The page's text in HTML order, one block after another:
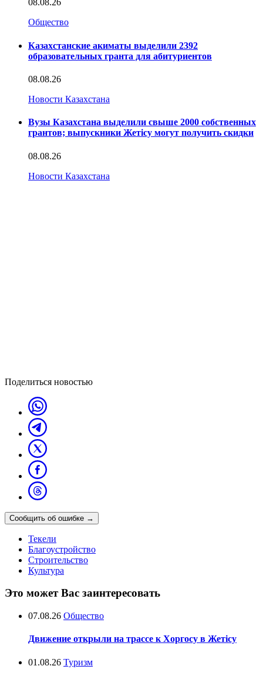
08.08.26
Общество
Казахстанские акиматы выделили 2392
образовательных гранта для абитуриентов
08.08.26
Новости Казахстана
Вузы Казахстана выделили свыше 2000 собственных
грантов; выпускники Жетісу могут получить скидки
08.08.26
Новости Казахстана
Поделиться новостью
Сообщить об ошибке →
Текели
Благоустройство
Строительство
Культура
Это может Вас заинтересовать
07.08.26 Общество
Движение открыли на трассе к Хоргосу в Жетісу
01.08.26 Туризм